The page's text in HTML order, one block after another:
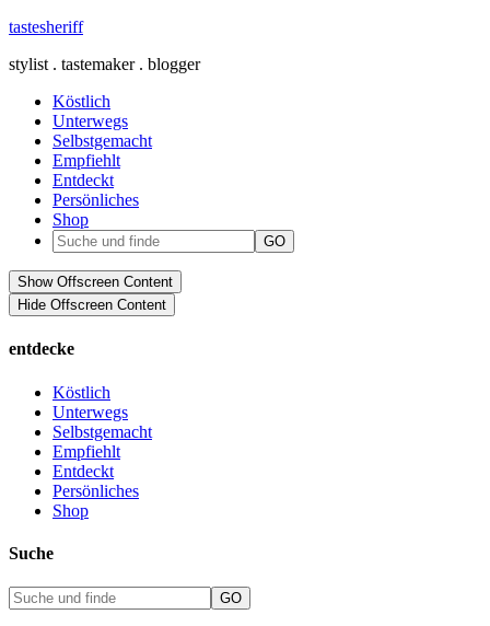
tastesheriff
stylist . tastemaker . blogger
Köstlich
Unterwegs
Selbstgemacht
Empfiehlt
Entdeckt
Persönliches
Shop
Show Offscreen Content
Hide Offscreen Content
entdecke
Köstlich
Unterwegs
Selbstgemacht
Empfiehlt
Entdeckt
Persönliches
Shop
Suche